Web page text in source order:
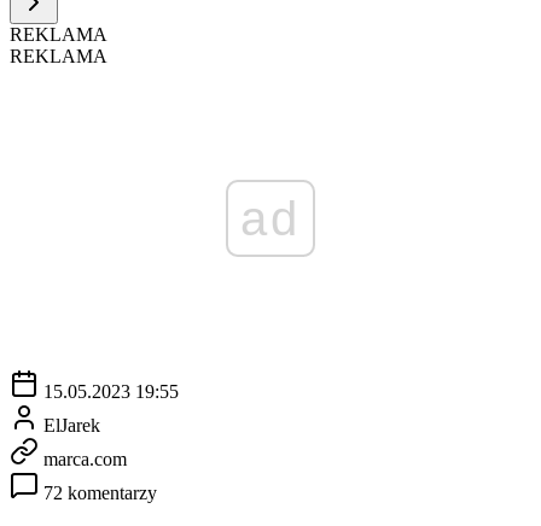
REKLAMA
REKLAMA
ad
15.05.2023 19:55
ElJarek
marca.com
72 komentarzy